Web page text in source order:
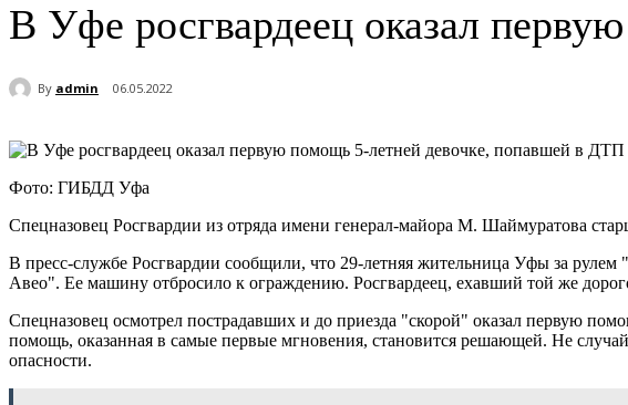
В Уфе росгвардеец оказал
By admin 06.05.2022
Фото: ГИБДД Уфа
Спецназовец Росгвардии из отряда имени генерал-майора М. Шаймуратова
В пресс-службе Росгвардии сообщили, что 29-летняя жительница Уфы за
Авео". Ее машину отбросило к ограждению. Росгвардеец, ехавший той же
Спецназовец осмотрел пострадавших и до приезда "скорой" оказал первую
помощь, оказанная в самые первые мгновения, становится решающей. Не
опасности.